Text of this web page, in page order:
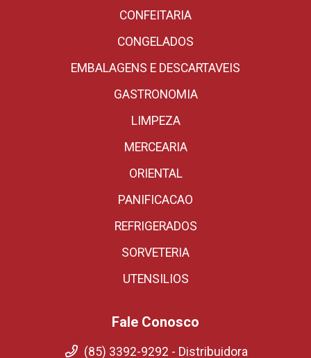
CONFEITARIA
CONGELADOS
EMBALAGENS E DESCARTAVEIS
GASTRONOMIA
LIMPEZA
MERCEARIA
ORIENTAL
PANIFICACAO
REFRIGERADOS
SORVETERIA
UTENSILIOS
Fale Conosco
(85) 3392-9292 - Distribuidora